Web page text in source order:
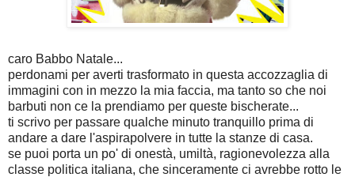
caro Babbo Natale...
perdonami per averti trasformato in questa accozzaglia di
immagini con in mezzo la mia faccia, ma tanto so che noi
barbuti non ce la prendiamo per queste bischerate...
ti scrivo per passare qualche minuto tranquillo prima di
andare a dare l'aspirapolvere in tutte la stanze di casa.
se puoi porta un po' di onestà, umiltà, ragionevolezza alla
classe politica italiana, che sinceramente ci avrebbe rotto le